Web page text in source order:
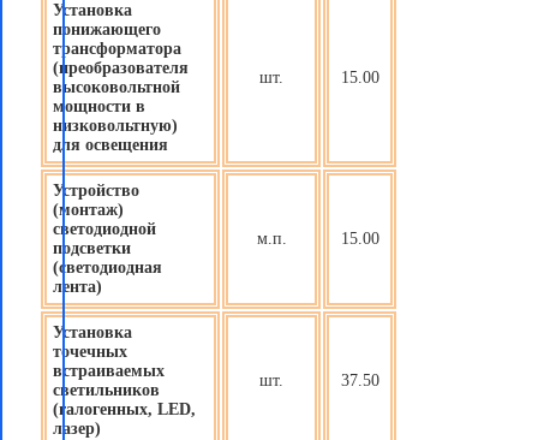
Установка
понижающего
трансформатора
(преобразователя
высоковольтной
мощности в
низковольтную)
для освещения
шт. 15.00
Устройство
(монтаж)
светодиодной
подсветки
(светодиодная
лента)
м.п. 15.00
Установка
точечных
встраиваемых
светильников
(галогенных, LED,
лазер)
шт. 37.50